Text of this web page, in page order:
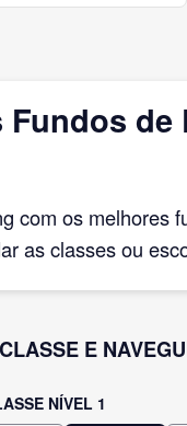
Fundos
com os melhores
as classes ou
E
NÍVEL 1